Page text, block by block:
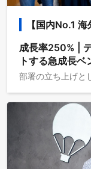
【国内No.1
成⻑率250% |
トする急成⻑